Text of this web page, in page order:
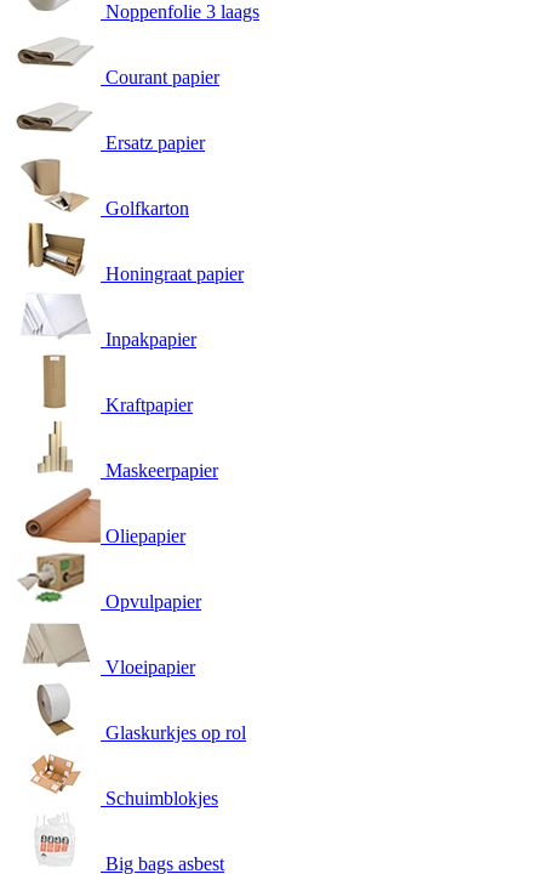
Noppenfolie 3 laags
Courant papier
Ersatz papier
Golfkarton
Honingraat papier
Inpakpapier
Kraftpapier
Maskeerpapier
Oliepapier
Opvulpapier
Vloeipapier
Glaskurkjes op rol
Schuimblokjes
Big bags asbest